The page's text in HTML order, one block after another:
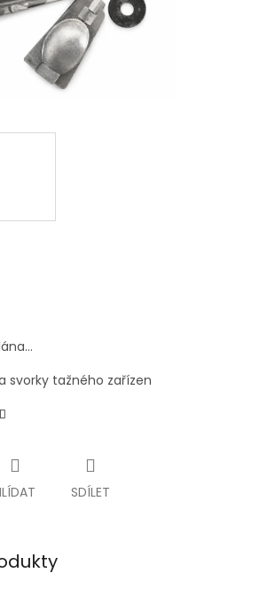
svorky tažného zařízen
SDÍLET